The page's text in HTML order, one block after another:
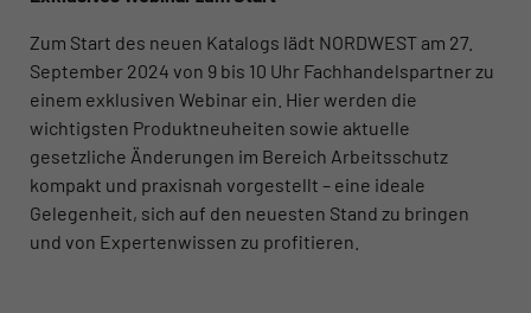
Zum Start des neuen Katalogs lädt NORDWEST am 27.
September 2024 von 9 bis 10 Uhr Fachhandelspartner zu
einem exklusiven Webinar ein. Hier werden die
wichtigsten Produktneuheiten sowie aktuelle
gesetzliche Änderungen im Bereich Arbeitsschutz
kompakt und praxisnah vorgestellt – eine ideale
Gelegenheit, sich auf den neuesten Stand zu bringen
und von Expertenwissen zu profitieren.